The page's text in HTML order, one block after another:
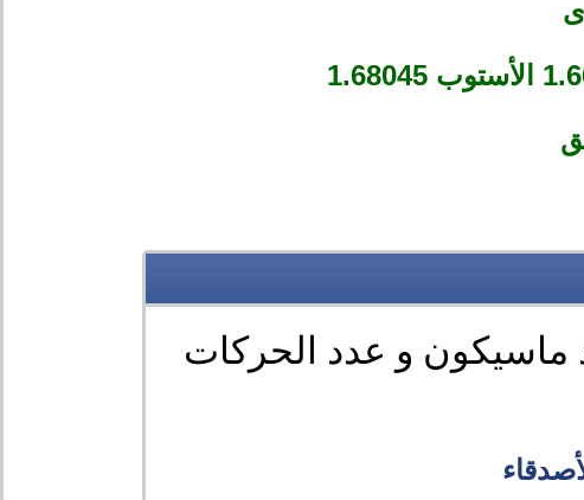
ماسيكون و عدد الحركات